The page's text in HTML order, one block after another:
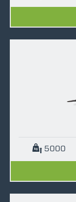
5000